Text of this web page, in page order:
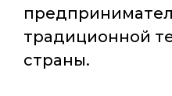
традиционной
страны.